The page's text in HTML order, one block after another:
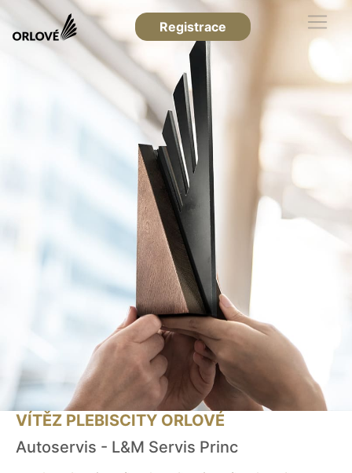
Registrace
VÍTĚZ PLEBISCITY ORLOVÉ
Autoservis - L&M Servis Princ